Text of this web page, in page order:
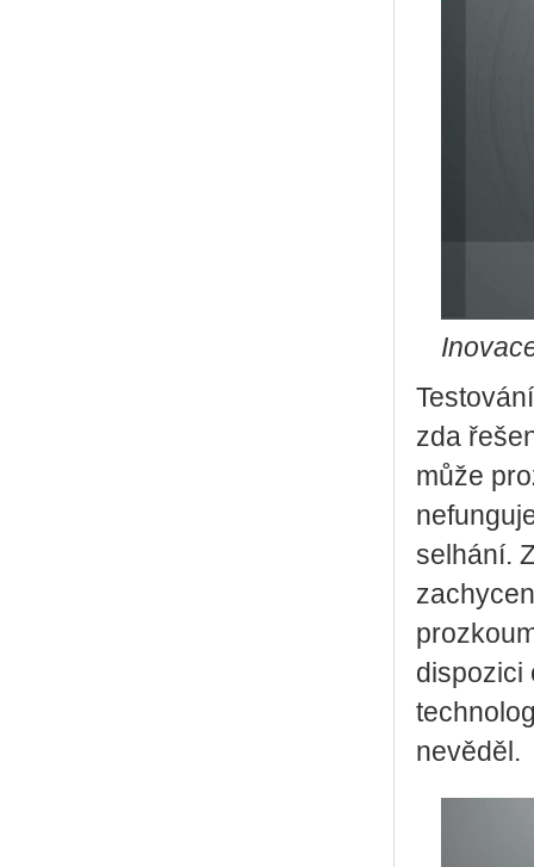
zda
může
selhání.
dispozici
nevěděl.